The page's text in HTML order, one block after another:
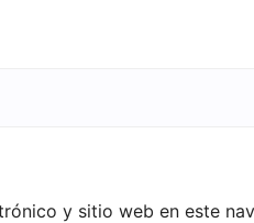
y sitio web en este